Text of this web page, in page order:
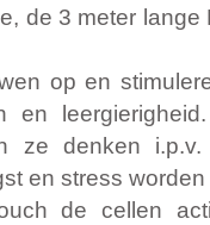
de 3 meter
op en
en
ze denken
en stress
de cellen